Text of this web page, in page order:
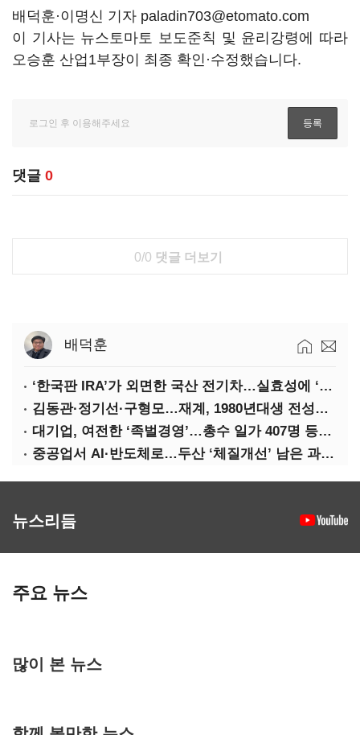
배덕훈·이명신 기자 paladin703@etomato.com
이 기사는 뉴스토마토 보도준칙 및 윤리강령에 따라
오승훈 산업1부장이 최종 확인·수정했습니다.
댓글 0
0/0 댓글 더보기
배덕훈
‘한국판 IRA’가 외면한 국산 전기차…실효성에 ‘의문’
김동관·정기선·구형모…재계, 1980년대생 전성시대
대기업, 여전한 ‘족벌경영’…총수 일가 407명 등기임원
중공업서 AI·반도체로…두산 ‘체질개선’ 남은 과제는
뉴스리듬
주요 뉴스
많이 본 뉴스